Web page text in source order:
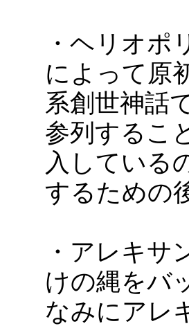
・ヘリオポ
によって原
系創世神話
参列するこ
入している
するための
・アレキサ
けの縄をバ
なみにアレ